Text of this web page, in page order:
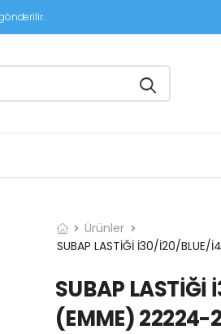
Ürünler
SUBAP LASTİĞİ İ30/İ20/BLUE/
SUBAP
(EMME) 22224-